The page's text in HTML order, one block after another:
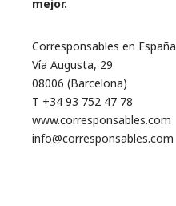
mejor.
Corresponsables en España
Vía Augusta, 29
08006 (Barcelona)
T +34 93 752 47 78
www.corresponsables.com
info@corresponsables.com